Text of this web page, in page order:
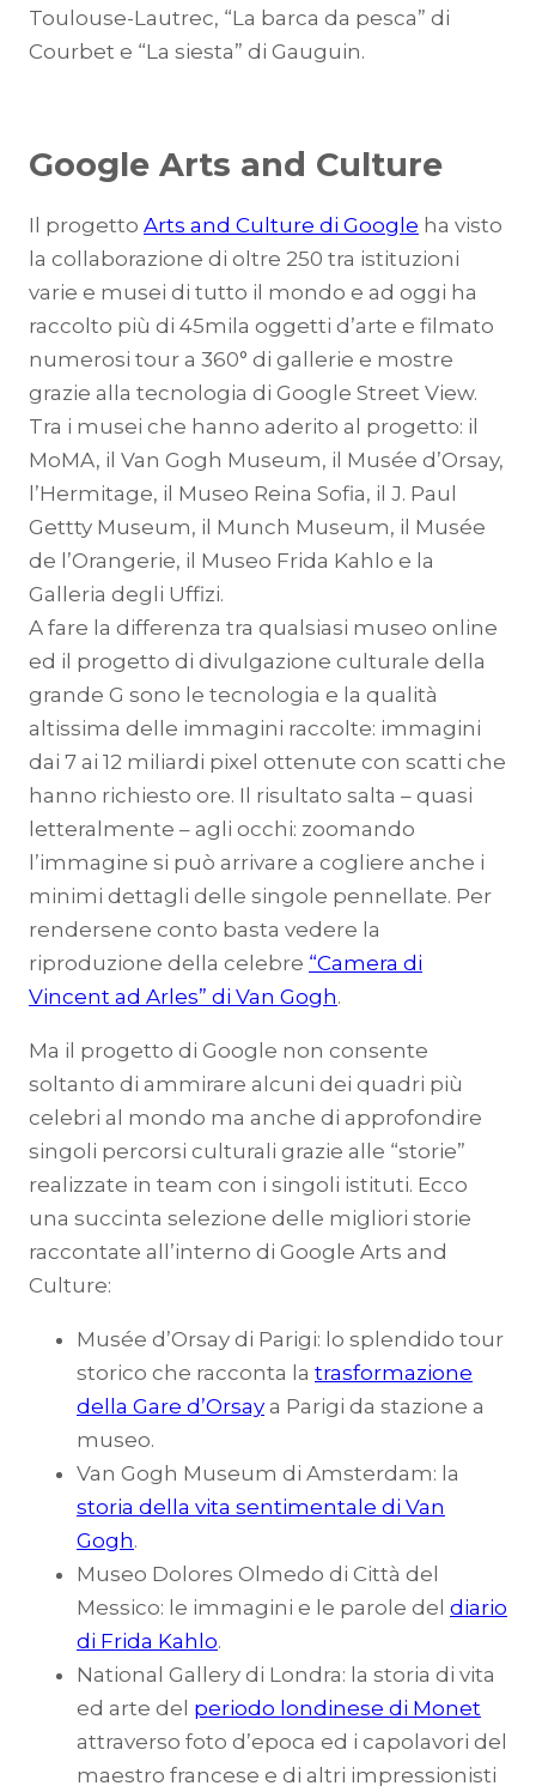
Toulouse-Lautrec, “La barca da pesca” di
Courbet e “La siesta” di Gauguin.
Google Arts and Culture
Il progetto Arts and Culture di Google ha visto
la collaborazione di oltre 250 tra istituzioni
varie e musei di tutto il mondo e ad oggi ha
raccolto più di 45mila oggetti d’arte e filmato
numerosi tour a 360° di gallerie e mostre
grazie alla tecnologia di Google Street View.
Tra i musei che hanno aderito al progetto: il
MoMA, il Van Gogh Museum, il Musée d’Orsay,
l’Hermitage, il Museo Reina Sofia, il J. Paul
Gettty Museum, il Munch Museum, il Musée
de l’Orangerie, il Museo Frida Kahlo e la
Galleria degli Uffizi.
A fare la differenza tra qualsiasi museo online
ed il progetto di divulgazione culturale della
grande G sono le tecnologia e la qualità
altissima delle immagini raccolte: immagini
dai 7 ai 12 miliardi pixel ottenute con scatti che
hanno richiesto ore. Il risultato salta – quasi
letteralmente – agli occhi: zoomando
l’immagine si può arrivare a cogliere anche i
minimi dettagli delle singole pennellate. Per
rendersene conto basta vedere la
riproduzione della celebre “Camera di
Vincent ad Arles” di Van Gogh.
Ma il progetto di Google non consente
soltanto di ammirare alcuni dei quadri più
celebri al mondo ma anche di approfondire
singoli percorsi culturali grazie alle “storie”
realizzate in team con i singoli istituti. Ecco
una succinta selezione delle migliori storie
raccontate all’interno di Google Arts and
Culture:
Musée d’Orsay di Parigi: lo splendido tour
storico che racconta la trasformazione
della Gare d’Orsay a Parigi da stazione a
museo.
Van Gogh Museum di Amsterdam: la
storia della vita sentimentale di Van
Gogh.
Museo Dolores Olmedo di Città del
Messico: le immagini e le parole del diario
di Frida Kahlo.
National Gallery di Londra: la storia di vita
ed arte del periodo londinese di Monet
attraverso foto d’epoca ed i capolavori del
maestro francese e di altri impressionisti